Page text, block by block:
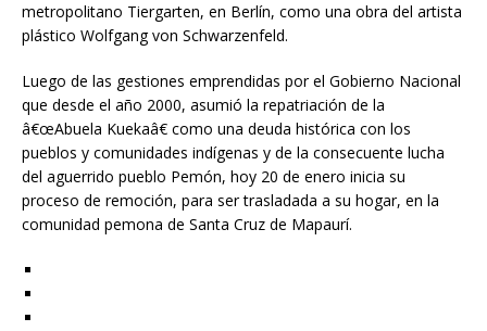
metropolitano Tiergarten, en Berlín, como una obra del artista
plástico Wolfgang von Schwarzenfeld.
Luego de las gestiones emprendidas por el Gobierno Nacional
que desde el año 2000, asumió la repatriación de la
â€œAbuela Kuekaâ€ como una deuda histórica con los
pueblos y comunidades indígenas y de la consecuente lucha
del aguerrido pueblo Pemón, hoy 20 de enero inicia su
proceso de remoción, para ser trasladada a su hogar, en la
comunidad pemona de Santa Cruz de Mapaurí.